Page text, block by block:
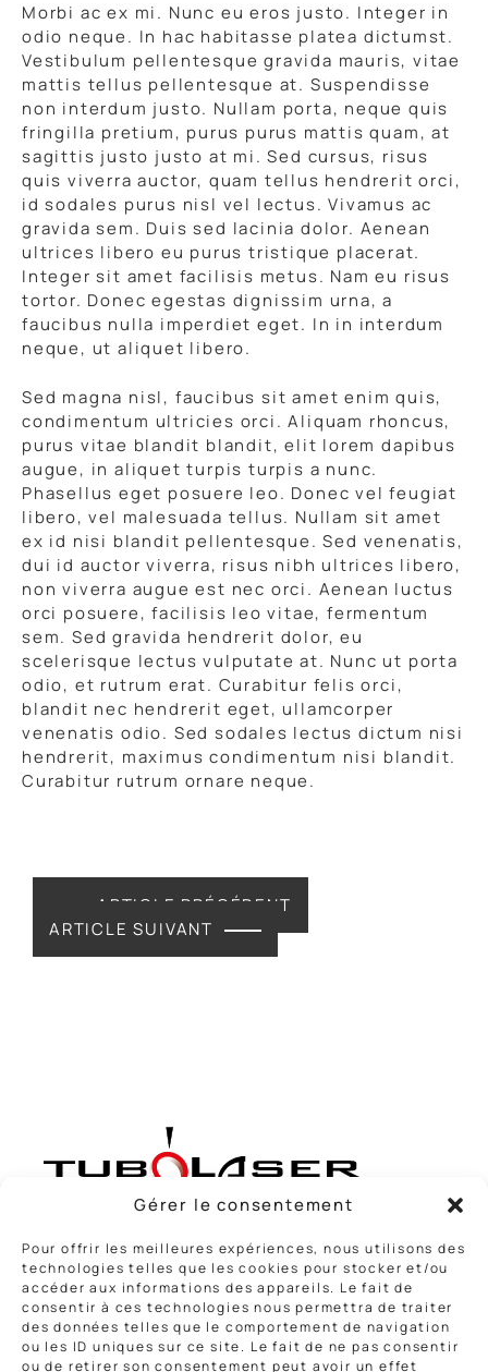
Gérer le consentement
Pour offrir les meilleures expériences, nous utilisons des
technologies telles que les cookies pour stocker et/ou
accéder aux informations des appareils. Le fait de
consentir à ces technologies nous permettra de traiter
des données telles que le comportement de navigation
ou les ID uniques sur ce site. Le fait de ne pas consentir
ou de retirer son consentement peut avoir un effet
Morbi ac ex mi. Nunc eu eros justo. Integer in
odio neque. In hac habitasse platea dictumst.
Vestibulum pellentesque gravida mauris, vitae
mattis tellus pellentesque at. Suspendisse
non interdum justo. Nullam porta, neque quis
fringilla pretium, purus purus mattis quam, at
sagittis justo justo at mi. Sed cursus, risus
quis viverra auctor, quam tellus hendrerit orci,
id sodales purus nisl vel lectus. Vivamus ac
gravida sem. Duis sed lacinia dolor. Aenean
ultrices libero eu purus tristique placerat.
Integer sit amet facilisis metus. Nam eu risus
tortor. Donec egestas dignissim urna, a
faucibus nulla imperdiet eget. In in interdum
neque, ut aliquet libero.
Sed magna nisl, faucibus sit amet enim quis,
condimentum ultricies orci. Aliquam rhoncus,
purus vitae blandit blandit, elit lorem dapibus
augue, in aliquet turpis turpis a nunc.
Phasellus eget posuere leo. Donec vel feugiat
libero, vel malesuada tellus. Nullam sit amet
ex id nisi blandit pellentesque. Sed venenatis,
dui id auctor viverra, risus nibh ultrices libero,
non viverra augue est nec orci. Aenean luctus
orci posuere, facilisis leo vitae, fermentum
sem. Sed gravida hendrerit dolor, eu
scelerisque lectus vulputate at. Nunc ut porta
odio, et rutrum erat. Curabitur felis orci,
blandit nec hendrerit eget, ullamcorper
venenatis odio. Sed sodales lectus dictum nisi
hendrerit, maximus condimentum nisi blandit.
Curabitur rutrum ornare neque.
ARTICLE PRÉCÉDENT
ARTICLE SUIVANT
Rue de la Louvière, 59810 Lesquin
Voir le numéro
Nous contacter